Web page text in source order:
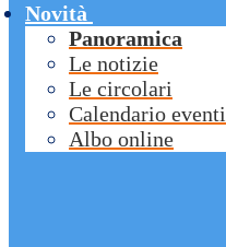
Novità
Panoramica
Le notizie
Le circolari
Calendario eventi
Albo online